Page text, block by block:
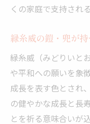
くの家庭で支持され
緑糸威の鎧・兜が
緑糸威（みどりいと
や平和への願いを象
成長を表す色とされ
の健やかな成長と長
とを祈る意味合いが